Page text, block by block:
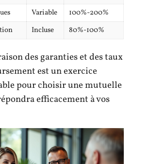
Variable
100%-200%
Incluse 80%-100%
des garanties et des taux
est un exercice
pour choisir une mutuelle
efficacement à vos